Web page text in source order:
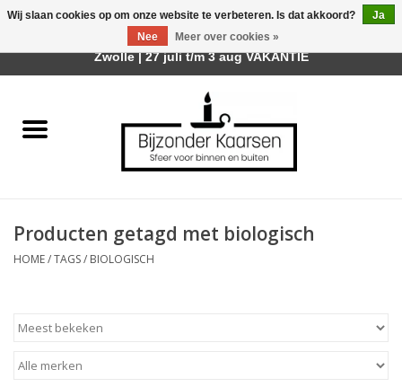
Räder Design Stories
Geurkaarsen
Producten getagd met biologisch
HOME/TAGS/ BIOLOGISCH
Wij slaan cookies op om onze website te verbeteren. Is dat akkoord?
Ja
Nee
Meer over cookies »
Afhalen is mogelijk bij mijn winkel Trotz | Belvederelaan 107
Zwolle | 27 juli t/m 3 aug VAKANTIE